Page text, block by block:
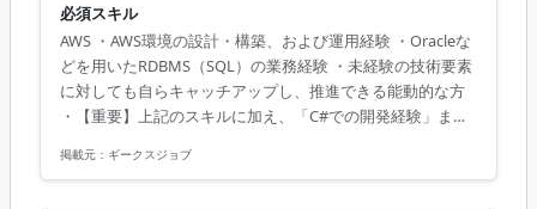
等）の運用保守・トラブルシューティング ・顧客向けのク
ラウド環境展開および最適化に向けたアーキテクチャ改善
提案 :市場価値・キャリアメリット: コンテナ技術（ECS,
Fargate）を利用したモダンなAWS環境での運用改善に携わ
ることができます。インフラ（AWSやNW）からサーバーサ
イド（C#）まで幅広い技術領域に関わることで、...
必須スキル
AWS ・AWS環境の設計・構築、および運用経験 ・Oracleな
どを用いたRDBMS（SQL）の業務経験 ・未経験の技術要素
に対しても自らキャッチアップし、推進できる能動的な方
・【重要】上記のスキルに加え、「C#での開発経験」また
れかをお持ちの方
掲載元： ギークスジョブ